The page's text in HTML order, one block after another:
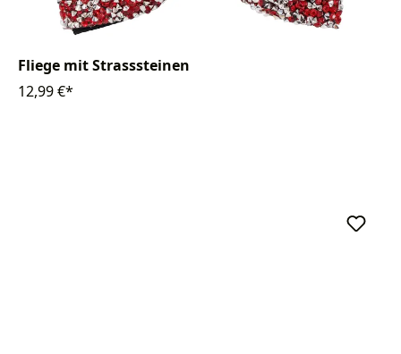
Fliege mit Strasssteinen
12,99 €*